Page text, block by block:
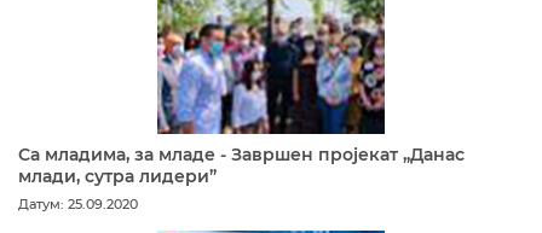
Са младима, за младе - Завршен пројекат „Данас
млади, сутра лидери”
Датум: 25.09.2020